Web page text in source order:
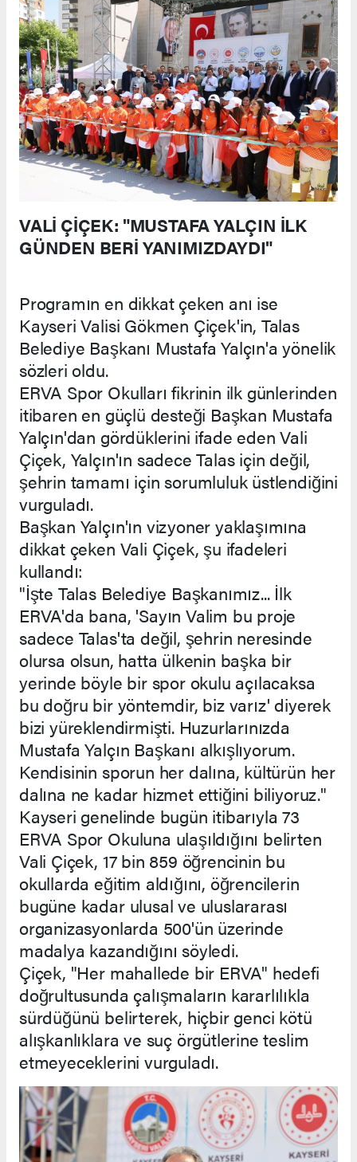
VALİ ÇİÇEK: "MUSTAFA YALÇIN İLK
GÜNDEN BERİ YANIMIZDAYDI"
Programın en dikkat çeken anı ise
Kayseri Valisi Gökmen Çiçek'in, Talas
Belediye Başkanı Mustafa Yalçın'a yönelik
sözleri oldu.
ERVA Spor Okulları fikrinin ilk günlerinden
itibaren en güçlü desteği Başkan Mustafa
Yalçın'dan gördüklerini ifade eden Vali
Çiçek, Yalçın'ın sadece Talas için değil,
şehrin tamamı için sorumluluk üstlendiğini
vurguladı.
Başkan Yalçın'ın vizyoner yaklaşımına
dikkat çeken Vali Çiçek, şu ifadeleri
kullandı:
"İşte Talas Belediye Başkanımız... İlk
ERVA'da bana, 'Sayın Valim bu proje
sadece Talas'ta değil, şehrin neresinde
olursa olsun, hatta ülkenin başka bir
yerinde böyle bir spor okulu açılacaksa
bu doğru bir yöntemdir, biz varız' diyerek
bizi yüreklendirmişti. Huzurlarınızda
Mustafa Yalçın Başkanı alkışlıyorum.
Kendisinin sporun her dalına, kültürün her
dalına ne kadar hizmet ettiğini biliyoruz."
Kayseri genelinde bugün itibarıyla 73
ERVA Spor Okuluna ulaşıldığını belirten
Vali Çiçek, 17 bin 859 öğrencinin bu
okullarda eğitim aldığını, öğrencilerin
bugüne kadar ulusal ve uluslararası
organizasyonlarda 500'ün üzerinde
madalya kazandığını söyledi.
Çiçek, "Her mahallede bir ERVA" hedefi
doğrultusunda çalışmaların kararlılıkla
sürdüğünü belirterek, hiçbir genci kötü
alışkanlıklara ve suç örgütlerine teslim
etmeyeceklerini vurguladı.